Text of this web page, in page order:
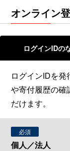
オンライン
ログインIDの
ログインIDを
や寄付履歴の確
だけます。
必須
個人／法人